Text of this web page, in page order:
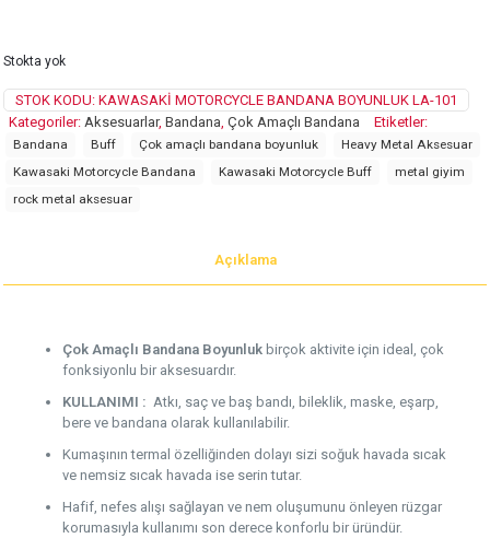
Stokta yok
STOK KODU: KAWASAKI MOTORCYCLE BANDANA BOYUNLUK LA-101
Kategoriler: Aksesuarlar, Bandana, Çok Amaçlı Bandana Etiketler:
Bandana Buff Çok amaçlı bandana boyunluk
Heavy Metal Aksesuar
Kawasaki Motorcycle Bandana
Kawasaki Motorcycle Buff
metal giyim
rock metal aksesuar
Açıklama
Çok Amaçlı Bandana Boyunluk birçok aktivite için ideal, çok
fonksiyonlu bir aksesuardır.
KULLANIMI :Atkı, saç ve baş bandı, bileklik, maske, eşarp,
bere ve bandana olarak kullanılabilir.
Kumaşının termal özelliğinden dolayı sizi soğuk havada sıcak
ve nemsiz sıcak havada ise serin tutar.
Hafif, nefes alışı sağlayan ve nem oluşumunu önleyen rüzgar
korumasıyla kullanımı son derece konforlu bir üründür.